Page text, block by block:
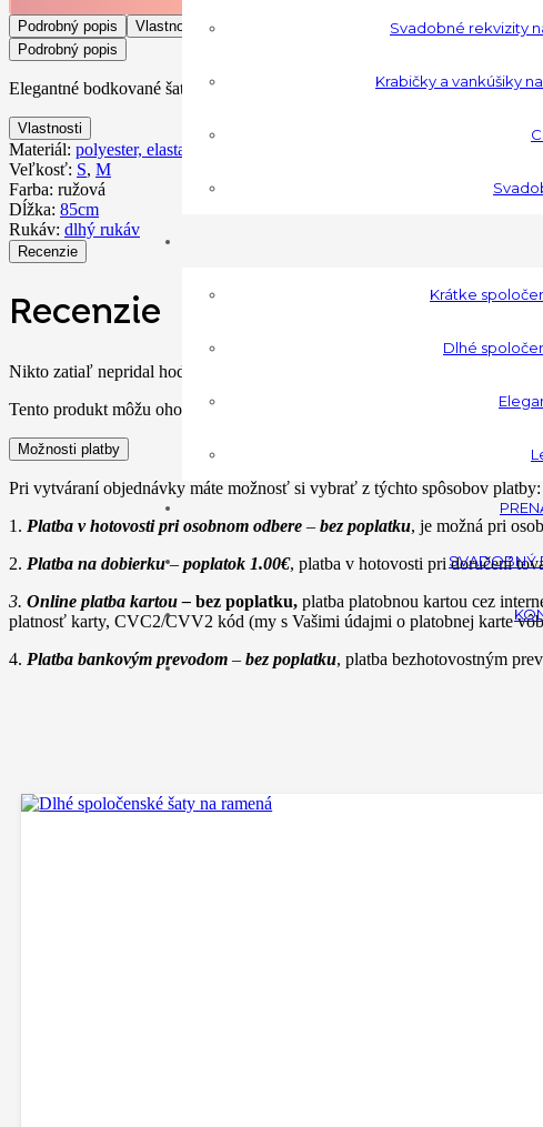
Svadobné rekvizity
Krabičky a vankúšiky
Krátke
Dlhé
SVADOBNÝ
Podrobný popis Vlastnosti
Možnosti platby
Podrobný popis
Elegantné bodkované šaty GUESS sa hodia na bežné nosenie, večernú
Vlastnosti
Materiál: polyester, elastan
Veľkosť: S, M
Farba: ružová
Dĺžka: 85cm
Rukáv: dlhý rukáv
Recenzie
Recenzie
Nikto zatiaľ nepridal hodnotenie.
Tento produkt môžu ohodnotiť len prihlásení zákazníci, ktorí si ho kúpili.
Možnosti platby
Pri vytváraní objednávky máte možnosť si vybrať z týchto spôsobov platby:
1. Platba v hotovosti pri osobnom odbere – bez poplatku, je možná pri
2. Platba na dobierku– poplatok 1.00€, platba v hotovosti pri doručení
3. Online platba kartou – bez poplatku, platba platobnou kartou cez
platnosť karty, CVC2/CVV2 kód (my s Vašimi údajmi o platobnej karte
4. Platba bankovým prevodom – bez poplatku, platba bezhotovostným